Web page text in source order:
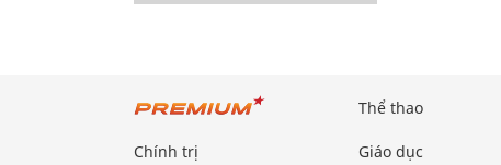
Chính trị
Thể thao
Giáo dục